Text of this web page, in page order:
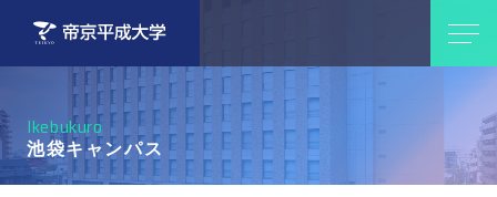
Ikebukuro
池袋キャンパス